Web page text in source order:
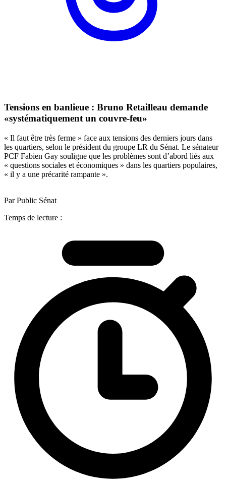
Tensions en banlieue : Bruno Retailleau demande
«systématiquement un couvre-feu»
« Il faut être très ferme » face aux tensions des derniers jours dans
les quartiers, selon le président du groupe LR du Sénat. Le sénateur
PCF Fabien Gay souligne que les problèmes sont d’abord liés aux
« questions sociales et économiques » dans les quartiers populaires,
« il y a une précarité rampante ».
Par Public Sénat
Temps de lecture :